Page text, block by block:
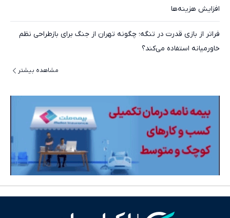
افزایش هزینه‌ها
فراتر از بازی قدرت در تنگه؛ چگونه تهران از جنگ برای بازطراحی نظم
خاورمیانه استفاده می‌کند؟
مشاهده بیشتر